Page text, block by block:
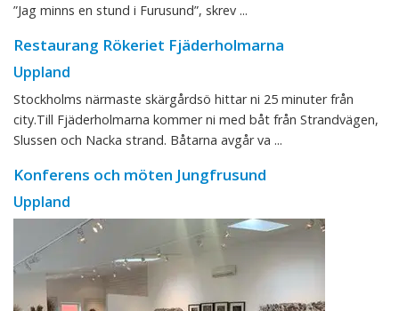
”Jag minns en stund i Furusund”, skrev ...
Restaurang Rökeriet Fjäderholmarna
Uppland
Stockholms närmaste skärgårdsö hittar ni 25 minuter från
city.Till Fjäderholmarna kommer ni med båt från Strandvägen,
Slussen och Nacka strand. Båtarna avgår va ...
Konferens och möten Jungfrusund
Uppland